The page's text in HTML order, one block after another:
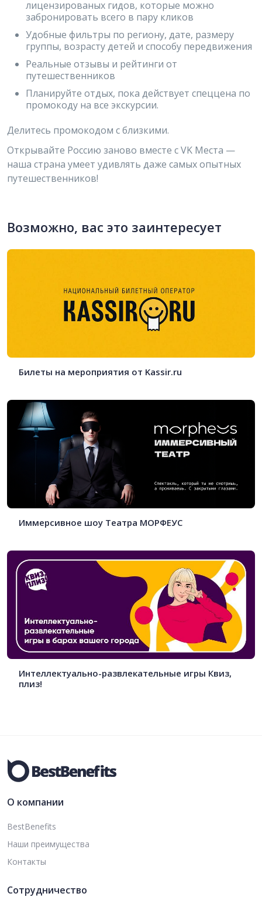
лицензированых гидов, которые можно
забронировать всего в пару кликов
Удобные фильтры по региону, дате, размеру
группы, возрасту детей и способу передвижения
Реальные отзывы и рейтинги от
путешественников
Планируйте отдых, пока действует спеццена по
промокоду на все экскурсии.
Делитесь промокодом с близкими.
Открывайте Россию заново вместе с VK Места —
наша страна умеет удивлять даже самых опытных
путешественников!
Возможно, вас это заинтересует
Билеты на мероприятия от Kassir.ru
Иммерсивное шоу Театра МОРФЕУС
Интеллектуально-развлекательные игры Квиз,
плиз!
О компании
BestBenefits
Наши преимущества
Контакты
Сотрудничество